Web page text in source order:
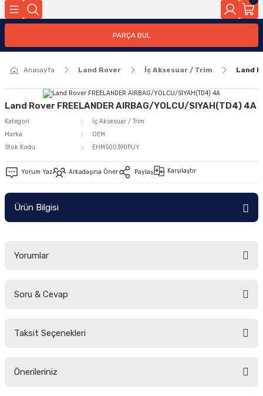
PARÇA BUL
Anasayfa Land Rover İç Aksesuar / Trim Land
Land Rover FREELANDER AIRBAG/YOLCU/SIYAH(TD4) 4A
Kategori
İç Aksesuar / Trim
Marka
OEM
Stok Kodu
EHM500390PUY
Yorum Yaz Arkadaşına Öner Paylaş Karşılaştır
Ürün Bilgisi
Yorumlar
Soru & Cevap
Taksit Seçenekleri
Önerileriniz